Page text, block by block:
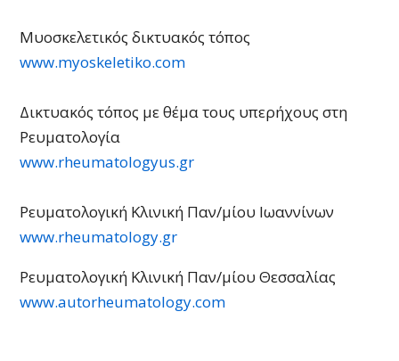
Μυοσκελετικός δικτυακός τόπος
www.myoskeletiko.com
Δικτυακός τόπος με θέμα τους υπερήχους στη
Ρευματολογία
www.rheumatologyus.gr
Ρευματολογική Κλινική Παν/μίου Ιωαννίνων
www.rheumatology.gr
Ρευματολογική Κλινική Παν/μίου Θεσσαλίας
www.autorheumatology.com